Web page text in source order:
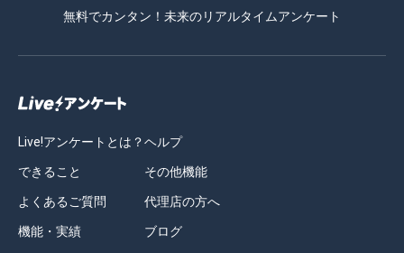
無料でカンタン！未来のリアルタイムアンケート
Live!アンケートとは？
できること
よくあるご質問
機能・実績
ヘルプ
その他機能
代理店の方へ
ブログ